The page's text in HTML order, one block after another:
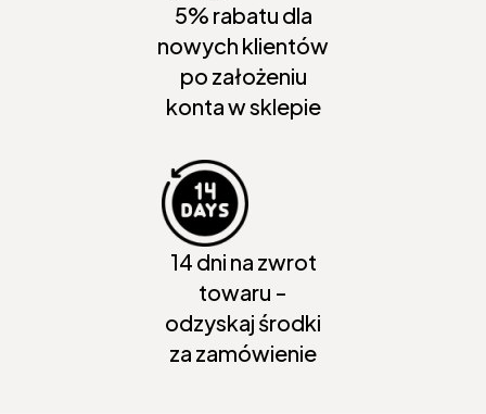
5% rabatu dla
nowych klientów
po założeniu
konta w sklepie
14 dni na zwrot
towaru -
odzyskaj środki
za zamówienie